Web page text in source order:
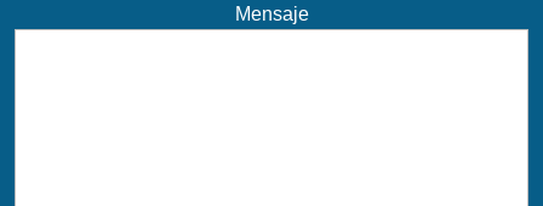
Mensaje